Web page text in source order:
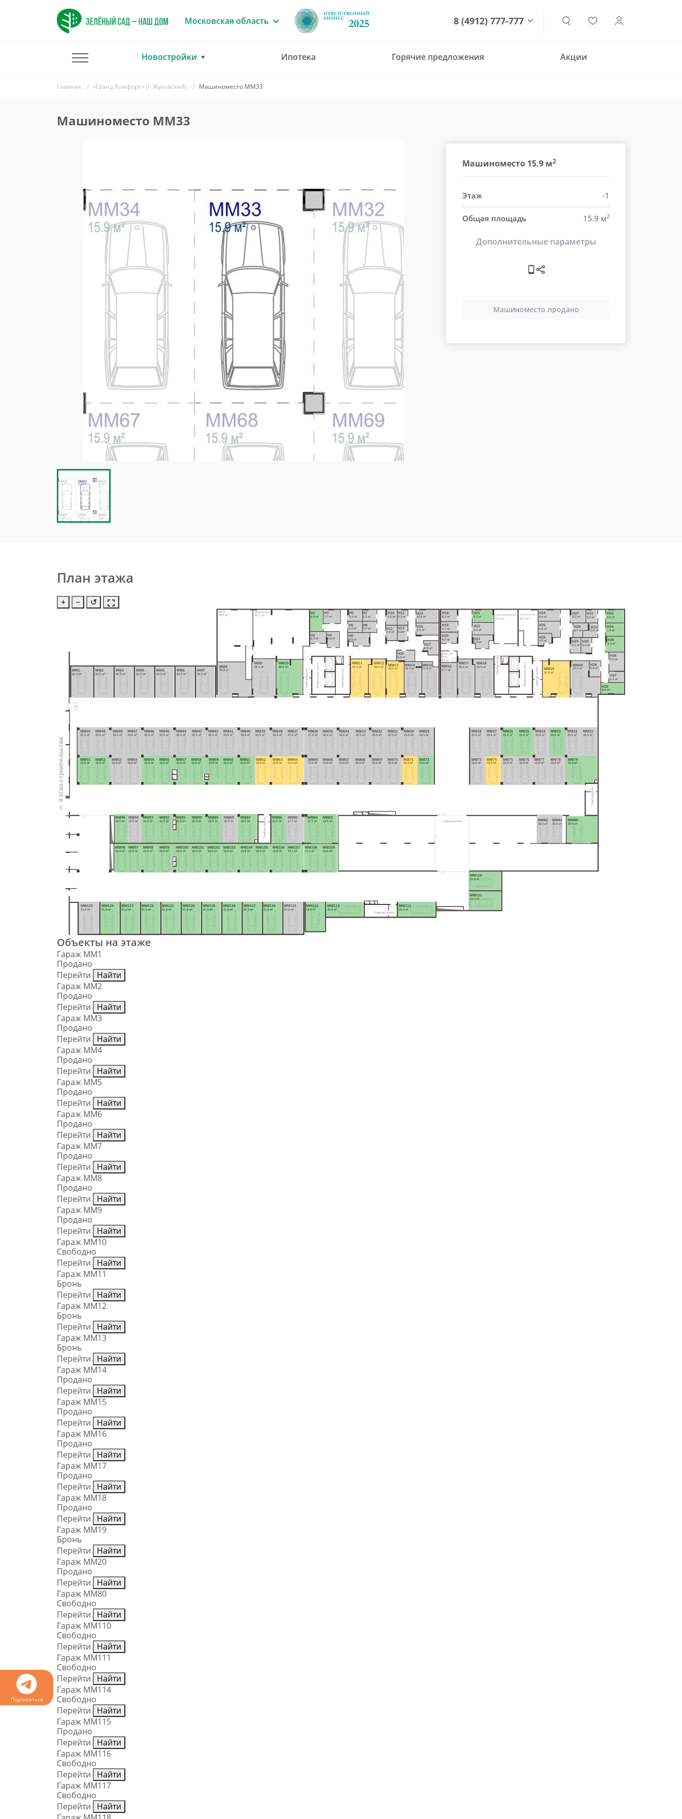
Подписаться
Московская область 8 (4912) 777-777
Новостройки Ипотека Горячие предложения Акции
Главная «Гранд Комфорт» (г. Жуковский) Машиноместо ММ33
Машиноместо ММ33
Машиноместо 15.9 м2
Этаж -1
Общая площадь 15.9 м2
Дополнительные параметры
Машиноместо продано
План этажа
+ − ↺
Электрощитовая
21.0 м²
Пом. уб.
инв.
6.1 м²
Электрощитовая
27.5 м²
Насосная
91.7 м²
ИТП
58.9 м²
Тамбур-шлюз
Тамбур-шлюз
Тамбуршлюз
Тамбуршлюз
Тамбуршлюз
Тамбур-шлюз
Тамбуршлюз Лифтовый холл
Лифтовый холл
Тамбур-шлюз
Н1
9.4 м²
Н2
6.3 м²
Н3
7.7 м²
Н4
6.4 м²
Н5
5.4 м²
Н6
5.3 м²
Н7
5.2 м²
Н8
5.0 м²
Н9
9.8 м²
Н10
5.5 м²
Н11
5.4 м²
Н12
5.3 м²
Н13
5.2м²
Н14
10.0 м²
Н15
9.2 м²
Н16
6.3 м²
Н17
6.5 м²
Н18
6.4 м²
Н19
5.7 м²
Н20
6.0 м²
Н21
8.7 м²
Н22
8.5 м²
Н23
7.4 м²
Н24
8.4 м²
Н25
9.8 м²
Н26
4.8 м²
Н27
6.3 м²
Н28
5.7 м²
Н29
5.1 м²
Н30
5.4 м²
Н31
5.6 м²
Н32
5.2 м²
Н33
8.0 м²
Н34
7.9 м²
Н35
9.4 м²
Н36
9.5 м²
Н37
5.4 м²
Н38
5.6 м²
Н39
8.8 м²
MM1
22.3 м²
MM2
22.3 м²
MM3
22.3 м²
MM4
22.3 м²
MM5
22.3 м²
MM6
22.3 м²
MM7
22.3 м²
MM8
35.8 м²
MM9
28.4 м²
MM10
30.6 м²
MM11
21.4 м²
MM12
20.2 м² MM13
20.0 м²
MM14
19.4 м²
MM15
17.9 м²
MM16
17.7 м²
MM17
20.2 м²
MM18
22.5 м² MM19
31.8 м²
MM20
27.4 м²
MM21
15.5 м²
MM22
15.9 м²
MM23
15.9 м²
MM24
15.9 м²
MM25
15.9 м²
MM26
15.9 м²
MM27
15.9 м²
MM28
15.5 м²
MM29
15.5 м²
MM30
15.9 м²
MM31
15.9 м²
MM32
15.9 м²
MM33
15.9 м²
MM34
15.9 м²
MM35
15.9 м²
MM36
17.0 м²
MM37
17.0 м²
MM38
15.9 м²
MM39
15.9 м²
MM40
15.9 м²
MM41
15.9 м²
MM42
15.9 м²
MM43
15.9 м²
MM44
15.9 м²
MM45
15.9 м²
MM46
15.9 м²
MM47
15.9 м²
MM48
15.9 м²
MM49
15.9 м²
MM50
15.9 м²
MM51
15.9 м²
MM52
15.9 м²
MM53
15.9 м²
MM54
15.9 м²
MM55
15.9 м²
MM56
15.9 м²
MM57
15.9 м²
MM58
15.9 м²
MM59
15.9 м²
MM60
15.9 м²
MM61
15.9 м²
MM62
15.9 м²
MM63
15.9 м²
MM64
17.0 м²
MM65
17.0 м²
MM66
15.9 м²
MM67
15.9 м²
MM68
15.9 м²
MM69
15.9 м²
MM70
15.9 м²
MM71
15.9 м²
MM72
15.5 м²
MM73
15.5 м²
MM74
15.9 м²
MM75
15.9 м²
MM76
15.9 м²
MM77
15.9 м²
MM78
15.9 м²
MM79
15.9 м²
MM80
29.5 м²
MM81
15.0 м²
MM82
15.0 м²
MM83
15.5 м²
MM84
17.1 м²
MM85
17.1 м²
MM86
15.5 м²
MM87
18.6 м²
MM88
15.9 м²
MM89
15.9 м²
MM90
15.9 м²
MM91
15.9 м²
MM92
15.9 м²
MM93
15.9 м²
MM94
15.9 м²
MM95
15.5 м²
MM96
15.9 м²
MM97
15.9 м²
MM98
15.9 м²
MM99
15.9 м²
MM100
15.9 м²
MM101
15.9 м²
MM102
15.9 м²
MM103
15.9 м²
MM104
15.9 м²
MM105
15.9 м²
MM106
15.9 м²
MM107
17.1 м²
MM108
17.1 м²
MM109
15.5 м²
MM110
21.0 м²
MM111
21.0 м²
MM112
22.9 м²
MM113
22.9 м²
MM114
19.8 м²
MM115
22.2 м²
MM116
21.6 м²
MM117
21.6 м²
MM118
21.6 м²
MM119
21.6 м²
MM120
21.6 м²
MM121
21.6 м²
MM122
21.6 м²
MM123
21.6 м²
MM124
21.6 м²
MM125
23.4 м²
II этап строительства
Объекты на этаже
Гараж ММ1
Продано
Перейти
Найти
Гараж ММ2
Продано
Перейти
Найти
Гараж ММ3
Продано
Перейти
Найти
Гараж ММ4
Продано
Перейти
Найти
Гараж ММ5
Продано
Перейти
Найти
Гараж ММ6
Продано
Перейти
Найти
Гараж ММ7
Продано
Перейти
Найти
Гараж ММ8
Продано
Перейти
Найти
Гараж ММ9
Продано
Перейти
Найти
Гараж ММ10
Свободно
Перейти
Найти
Гараж ММ11
Бронь
Перейти
Найти
Гараж ММ12
Бронь
Перейти
Найти
Гараж ММ13
Бронь
Перейти
Найти
Гараж ММ14
Продано
Перейти
Найти
Гараж ММ15
Продано
Перейти
Найти
Гараж ММ16
Продано
Перейти
Найти
Гараж ММ17
Продано
Перейти
Найти
Гараж ММ18
Продано
Перейти
Найти
Гараж ММ19
Бронь
Перейти
Найти
Гараж ММ20
Продано
Перейти
Найти
Гараж ММ80
Свободно
Перейти
Найти
Гараж ММ110
Свободно
Перейти
Найти
Гараж ММ111
Свободно
Перейти
Найти
Гараж ММ114
Свободно
Перейти
Найти
Гараж ММ115
Продано
Перейти
Найти
Гараж ММ116
Свободно
Перейти
Найти
Гараж ММ117
Свободно
Перейти
Найти